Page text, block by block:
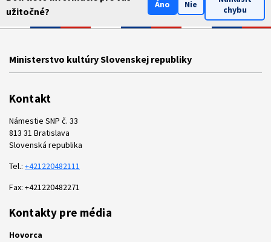
užitočné?
Áno Nie
chybu
Ministerstvo kultúry Slovenskej republiky
Kontakt
Námestie SNP č. 33
813 31 Bratislava
Slovenská republika
Tel.: +421220482111
Fax: +421220482271
Kontakty pre média
Hovorca